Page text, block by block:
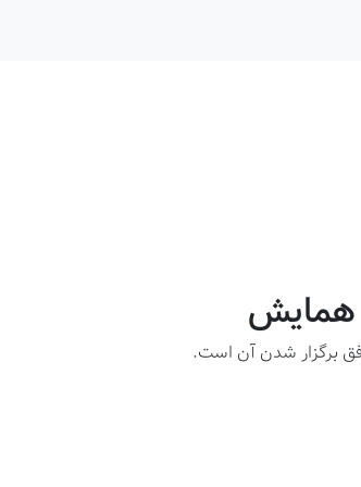
همایش
برگزار شدن آن است.